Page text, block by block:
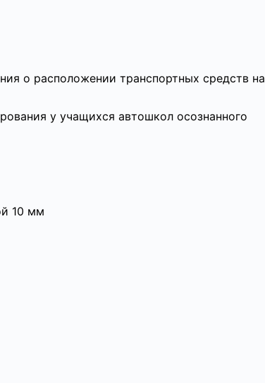
о расположении транспортных средств на
у учащихся автошкол осознанного
10 мм